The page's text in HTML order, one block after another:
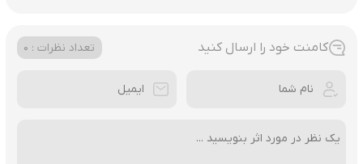
کامنت خود را ارسال کنید تعداد نظرات : 0